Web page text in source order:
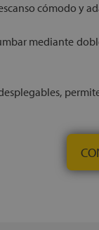
cómodo y
mediante